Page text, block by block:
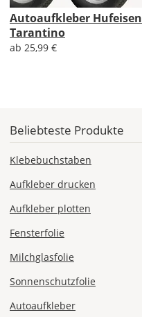
Versandkosten?
Economy
Di., 18.08. -
CH
Autoaufkleber Hufeisen
Tarantino
ab 25,99 €
Beliebteste Produkte
Klebebuchstaben
Aufkleber drucken
Aufkleber plotten
Fensterfolie
Milchglasfolie
Sonnenschutzfolie
Autoaufkleber